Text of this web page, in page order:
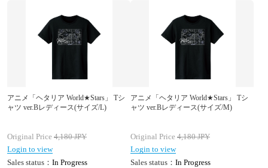
アニメ「ヘタリア World★Stars」 Tシ
ャツ ver.Bレディース(サイズ/L)
Original Price 4,180JPY
Login to view
Sales status： In Progress
アニメ「ヘタリア World★Stars」 Tシ
ャツ ver.Bレディース(サイズ/M)
Original Price 4,180JPY
Login to view
Sales status： In Progress